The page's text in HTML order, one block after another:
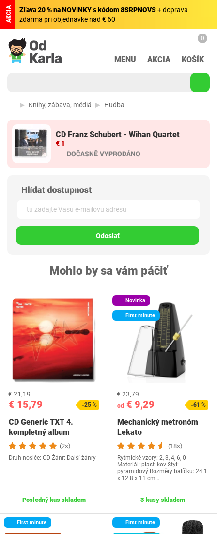
AKCIA Zľava 20 % na NOVINKY s kódom 8SRPNOVS+ doprava
zdarma pri objednávke nad € 60
MENU AKCIA
0
KOŠÍK
Knihy, zábava, médiá Hudba
CD Franz Schubert - Wihan Quartet
€ 1
Odoslať
Mohlo by sa vám páčiť
€ 15,79
€ 21,19
-25 %
CD Generic TXT 4.
kompletný album
Hviezdna kapitola
(2×)
Druh nosiče: CD Žánr: Další žánry
Posledný kus skladem
Novinka
First minute
od € 9,29
€ 23,79
-61 %
Mechanický metronóm
Lekato
(18×)
Rytmické vzory: 2, 3, 4, 6, 0
Materiál: plast, kov Styl:
pyramidový Rozměry balíčku‎: 24.1
x 12.8 x 11 cm…
3 kusy skladem
First minute First minute